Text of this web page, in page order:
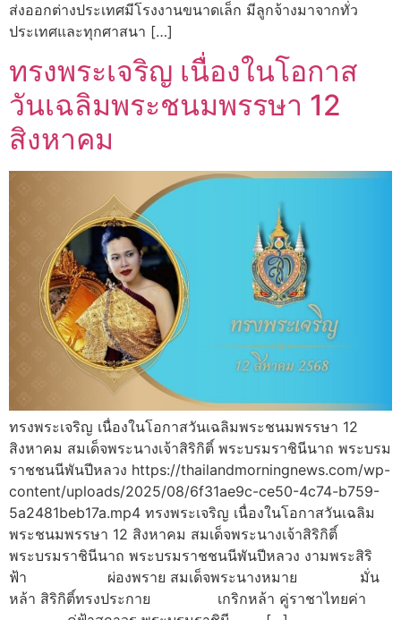
ส่งออกต่างประเทศมีโรงงานขนาดเล็ก มีลูกจ้างมาจากทั่ว
ประเทศและทุกศาสนา […]
ทรงพระเจริญ เนื่องในโอกาส
วันเฉลิมพระชนมพรรษา 12
สิงหาคม
ทรงพระเจริญ เนื่องในโอกาสวันเฉลิมพระชนมพรรษา 12
สิงหาคม สมเด็จพระนางเจ้าสิริกิติ์ พระบรมราชินีนาถ พระบรม
ราชชนนีพันปีหลวง https://thailandmorningnews.com/wp-
content/uploads/2025/08/6f31ae9c-ce50-4c74-b759-
5a2481beb17a.mp4 ทรงพระเจริญ เนื่องในโอกาสวันเฉลิม
พระชนมพรรษา 12 สิงหาคม สมเด็จพระนางเจ้าสิริกิติ์
พระบรมราชินีนาถ พระบรมราชชนนีพันปีหลวง งามพระสิริ
ฟ้า ผ่องพราย สมเด็จพระนางหมาย มั่น
หล้า สิริกิติ์ทรงประกาย เกริกหล้า คู่ราชาไทยค่า